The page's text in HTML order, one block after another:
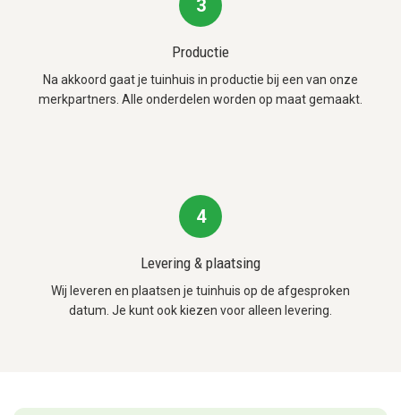
3
Productie
Na akkoord gaat je tuinhuis in productie bij een van onze
merkpartners. Alle onderdelen worden op maat gemaakt.
4
Levering & plaatsing
Wij leveren en plaatsen je tuinhuis op de afgesproken
datum. Je kunt ook kiezen voor alleen levering.